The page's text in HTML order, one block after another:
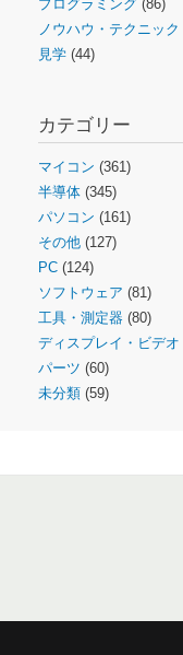
プログラミング (86)
ノウハウ・テクニック
見学 (44)
カテゴリー
マイコン (361)
半導体 (345)
パソコン (161)
その他 (127)
PC (124)
ソフトウェア (81)
工具・測定器 (80)
ディスプレイ・ビデオ
パーツ (60)
未分類 (59)